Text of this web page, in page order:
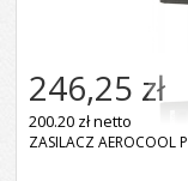
246,25 zł
200.20 zł netto
ZASILACZ AEROCOOL